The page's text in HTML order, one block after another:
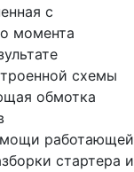
с
момента
схемы
обмотка
работающей
стартера и